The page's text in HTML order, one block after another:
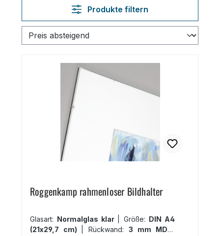
Produkte filtern
Roggenkamp rahmenloser Bildhalter
Glasart: Normalglas klar Größe: DIN A4
(21x29,7 cm)
Rückwand: 3 mm MDF-